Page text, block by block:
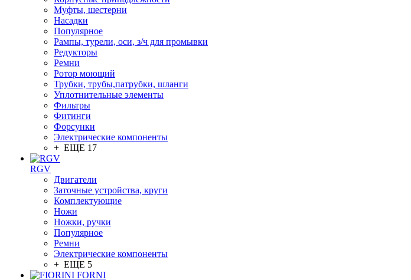
Муфты, шестерни
Насадки
Популярное
Рампы, турели, оси, з/ч для промывки
Редукторы
Ремни
Ротор моющий
Трубки, трубы,патрубки, шланги
Уплотнительные элементы
Фильтры
Фитинги
Форсунки
Электрические компоненты
+ ЕЩЕ 17
RGV
Двигатели
Заточные устройства, круги
Комплектующие
Ножи
Ножки, ручки
Популярное
Ремни
Электрические компоненты
+ ЕЩЕ 5